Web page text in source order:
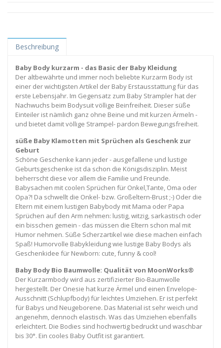
Beschreibung
Baby Body kurzarm - das Basic der Baby Kleidung
Der altbewährte und immer noch beliebte Kurzarm Body ist
einer der wichtigsten Artikel der Baby Erstausstattung für das
erste Lebensjahr. Im Gegensatz zum Baby Strampler hat der
Nachwuchs beim Bodysuit völlige Beinfreiheit. Dieser süße
Einteiler ist nämlich ganz ohne Beine und mit kurzen Ärmeln -
und bietet damit völlige Strampel- pardon Bewegungsfreiheit.
süße Baby Klamotten mit Sprüchen als Geschenk zur
Geburt
Schöne Geschenke kann jeder - ausgefallene und lustige
Geburtsgeschenke ist da schon die Königsdisziplin. Meist
beherrscht diese vor allem die Familie und Freunde.
Babysachen mit coolen Sprüchen für Onkel,Tante, Oma oder
Opa?! Da schwellt die Onkel- bzw. Großeltern-Brust ;-) Oder die
Eltern mit einem lustigen Babybody mit Mama oder Papa
Sprüchen auf den Arm nehmen: lustig, witzig, sarkastisch oder
ein bisschen gemein - das müssen die Eltern schon mal mit
Humor nehmen. Süße Scherzartikel wie diese machen einfach
Spaß! Humorvolle Babykleidung wie lustige Baby Bodys als
Geschenkidee für Newborn: cute, funny & cool!
Baby Body Bio Baumwolle: Qualität von MoonWorks®
Der Kurzarmbody wird aus zertifizierter Bio-Baumwolle
hergestellt. Der Onesie hat kurze Ärmel und einen Envelope-
Ausschnitt (Schlupfbody) für leichtes Umziehen. Er ist perfekt
für Babys und Neugeborene. Das Material ist sehr weich und
angenehm, dennoch elastisch. Was das Umziehen ebenfalls
erleichtert. Die Bodies sind hochwertig bedruckt und waschbar
bis 30°. Ein cooles Baby Outfit ist garantiert.